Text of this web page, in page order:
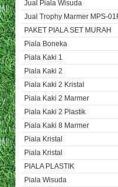
Jual Piala Wisuda
Jual Trophy Marmer MPS-
PAKET PIALA SET MURAH
Piala Boneka
Piala Kaki 1
Piala Kaki 2
Piala Kaki 2 Kristal
Piala Kaki 2 Marmer
Piala Kaki 2 Plastik
Piala Kaki 8 Marmer
Piala Kristal
Piala Kristal
PIALA PLASTIK
Piala Wisuda